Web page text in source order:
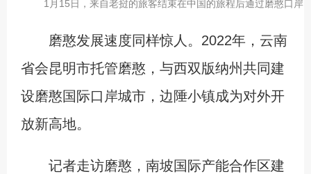
1月15日，来自老挝的旅客结束在中国的旅程后通过磨憨口
磨憨发展速度同样惊人。2022年，云南
省会昆明市托管磨憨，与西双版纳州共同建
设磨憨国际口岸城市，边陲小镇成为对外开
放新高地。
记者走访磨憨，南坡国际产能合作区建